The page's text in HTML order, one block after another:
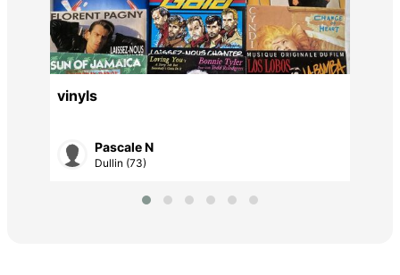
vinyls
Pascale N
Dullin (73)